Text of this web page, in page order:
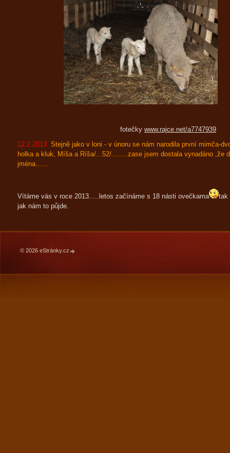
fotečky www.rajce.net/a7747939
12.2.2013 Stejně jako v loni - v únoru se nám narodila první mimča-
holka a kluk, Míša a Ríša/...52/........zase jsem dostala vynadáno ,že
jména......
Vítáme vás v roce 2013.....letos začínáme s 18 násti ovečkama
tak
jak nám to půjde.
© 2026 eStránky.cz